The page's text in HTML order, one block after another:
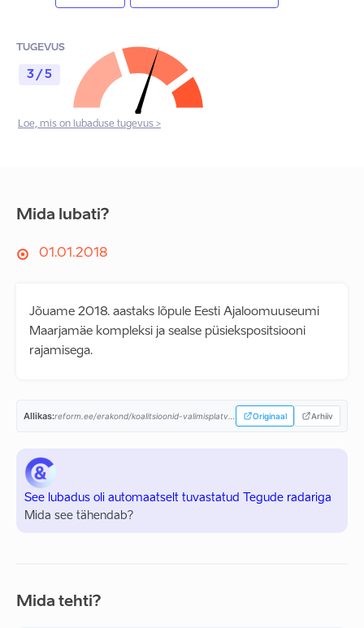
TUGEVUS
3 / 5
Loe, mis on lubaduse tugevus >
Mida lubati?
01.01.2018
Jõuame 2018. aastaks lõpule Eesti Ajaloomuuseumi
Maarjamäe kompleksi ja sealse püsiekspositsiooni
rajamisega.
Allikas: Originaal Arhiiv
See lubadus oli automaatselt tuvastatud Tegude radariga
Mida see tähendab?
Mida tehti?